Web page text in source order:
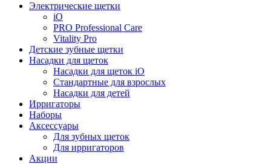
Электрические щетки
iO
PRO Professional Care
Vitality Pro
Детские зубные щетки
Насадки для щеток
Насадки для щеток iO
Стандартные для взрослых
Насадки для детей
Ирригаторы
Наборы
Аксессуары
Для зубных щеток
Для ирригаторов
Акции